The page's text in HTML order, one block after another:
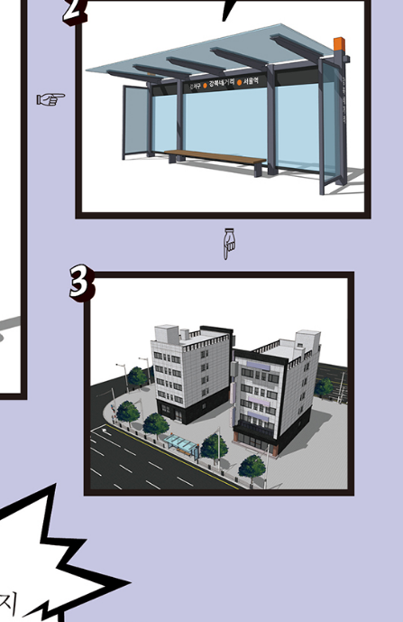
웹툰 스케치업 무작정 따라하기
호*
기호 확인하는 방법
표지 아래쪽에 있는 바코드의 오른쪽 위 숫자
내용 문의
웹툰 스케치업 무작정 따라하기
* 여러 쪽이면 쉼표(,)로 구분해서 입력하세요.
내 서재
구매 인증 도서 관심 도서